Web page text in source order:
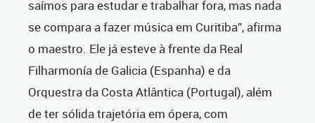
saímos para estudar e trabalhar fora, mas nada
se compara a fazer música em Curitiba”, afirma
o maestro. Ele já esteve à frente da Real
Filharmonía de Galicia (Espanha) e da
Orquestra da Costa Atlântica (Portugal), além
de ter sólida trajetória em ópera, com